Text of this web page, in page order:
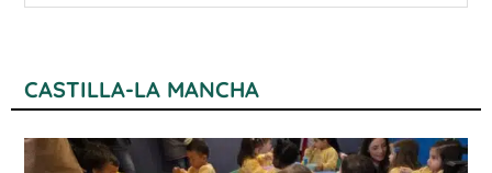
CASTILLA-LA MANCHA